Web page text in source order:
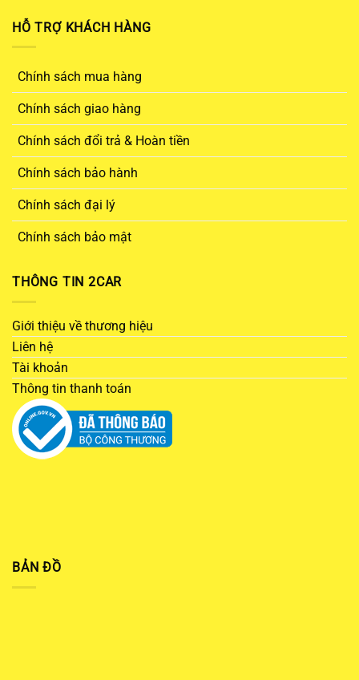
HỖ TRỢ KHÁCH HÀNG
Chính sách mua hàng
Chính sách giao hàng
Chính sách đổi trả & Hoàn tiền
Chính sách bảo hành
Chính sách đại lý
Chính sách bảo mật
THÔNG TIN 2CAR
Giới thiệu về thương hiệu
Liên hệ
Tài khoản
Thông tin thanh toán
BẢN ĐỒ